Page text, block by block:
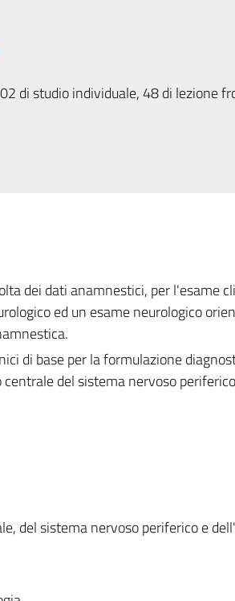
di studio individuale, 48 di lezione
dei dati anamnestici, per l'esame
ed un esame neurologico
di base per la formulazione
del sistema nervoso
del sistema nervoso periferico e